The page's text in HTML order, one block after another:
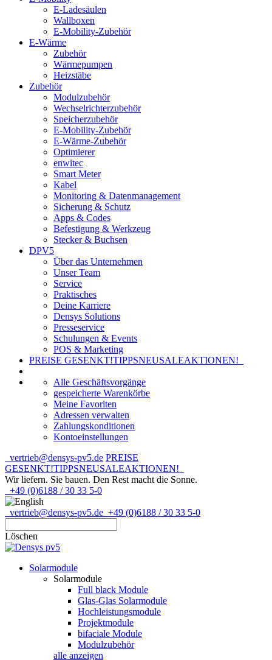
E-Ladesäulen
Wallboxen
E-Mobility-Zubehör
E-Wärme
Zubehör
Wärmepumpen
Heizstäbe
Zubehör
Modulzubehör
Wechselrichterzubehör
Speicherzubehör
E-Mobility-Zubehör
E-Wärme-Zubehör
Optimierer
enwitec
Smart Meter
Kabel
Monitoring & Datenmanagement
Sicherung & Schutz
Apps & Codes
Befestigung & Werkzeug
Stecker & Buchsen
DPV5
Über das Unternehmen
Unser Team
Service
Praktisches
Deine Karriere
Densys Solutions
Presseservice
Schulungen & Events
POS & Marketing
PREISE GESENKT!TIPPSNEUSALEAKTIONEN!
Alle Geschäftsvorgänge
gespeicherte Warenkörbe
Meine Favoriten
Adressen verwalten
Zahlungskonditionen
Kontoeinstellungen
vertrieb@densys-pv5.de PREISE
GESENKT!TIPPSNEUSALEAKTIONEN!
Wir liefern. Sie bauen. Den Rest macht die Sonne.
+49 (0)6188 / 30 33 5-0
vertrieb@densys-pv5.de +49 (0)6188 / 30 33 5-0
Löschen
Solarmodule
Solarmodule
Full black Module
Glas-Glas Solarmodule
Hochleistungsmodule
Projektmodule
bifaciale Module
Modulzubehör
alle anzeigen